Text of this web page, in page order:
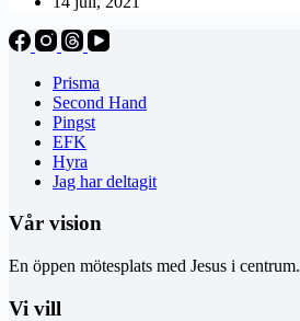
Prisma
Second Hand
Pingst
EFK
Hyra
Jag har deltagit
Vår vision
En öppen mötesplats med Jesus i centrum.
Vi vill